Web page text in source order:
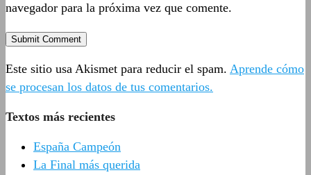
navegador para la próxima vez que comente.
Este sitio usa Akismet para reducir el spam. Aprende cómo
se procesan los datos de tus comentarios.
Textos más recientes
España Campeón
La Final más querida